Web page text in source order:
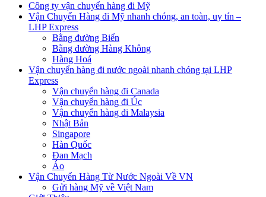
Công ty vận chuyển hàng đi Mỹ
Vận Chuyển Hàng đi Mỹ nhanh chóng, an toàn, uy tín –
LHP Express
Bằng đường Biển
Bằng đường Hàng Không
Hàng Hoá
Vận chuyển hàng đi nước ngoài nhanh chóng tại LHP
Express
Vận chuyển hàng đi Canada
Vận chuyển hàng đi Úc
Vận chuyển hàng đi Malaysia
Nhật Bản
Singapore
Hàn Quốc
Đan Mạch
Áo
Vận Chuyển Hàng Từ Nước Ngoài Về VN
Gửi hàng Mỹ về Việt Nam